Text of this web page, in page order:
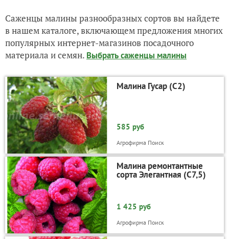
Саженцы малины разнообразных сортов вы найдете
в нашем каталоге, включающем предложения многих
популярных интернет-магазинов посадочного
материала и семян. Выбрать саженцы малины
Малина Гусар (С2)
585 руб
Агрофирма Поиск
Малина ремонтантные
сорта Элегантная (С7,5)
1 425 руб
Агрофирма Поиск